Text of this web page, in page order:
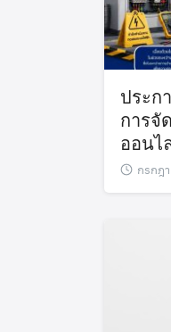
ประก
การจั
ออนไ
กรกฎ